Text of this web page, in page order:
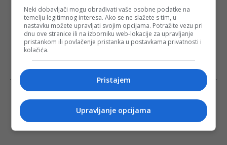
Neki dobavljači mogu obrađivati vaše osobne podatke na
temelju legitimnog interesa. Ako se ne slažete s tim, u
nastavku možete upravljati svojim opcijama. Potražite vezu pri
dnu ove stranice ili na izborniku web-lokacije za upravljanje
pristankom ili povlačenje pristanka u postavkama privatnosti i
kolačića.
Pristajem
Upravljanje opcijama